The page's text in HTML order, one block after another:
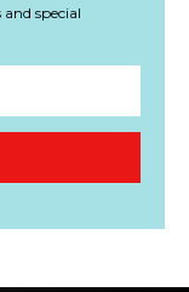
special